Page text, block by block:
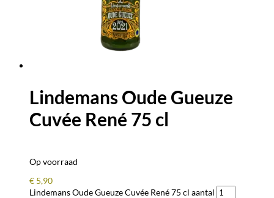
Lindemans Oude Gueuze
Cuvée René 75 cl
Op voorraad
€ 5,90
Lindemans Oude Gueuze Cuvée René 75 cl aantal